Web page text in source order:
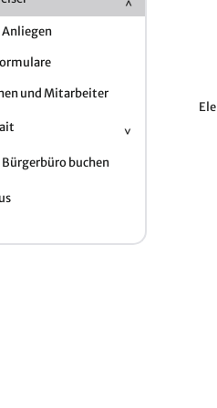
und Mitarbeiter
buchen